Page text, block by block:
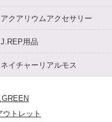
アクアリウムアクセサリー
J.REP用品
ネイチャーリアルモス